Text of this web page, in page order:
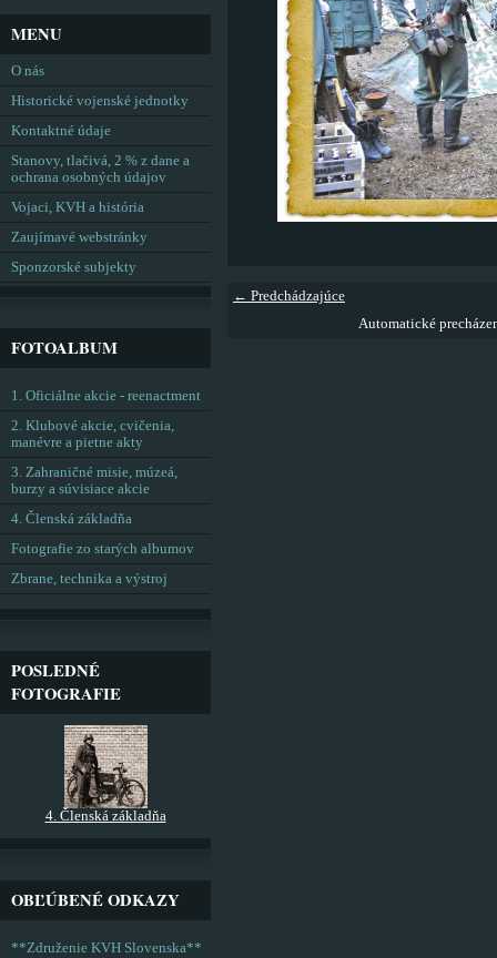
← Predchádzajúce
Automatické
MENU
O nás
Historické vojenské jednotky
Kontaktné údaje
Stanovy, tlačivá, 2 % z dane a
ochrana osobných údajov
Vojaci, KVH a história
Zaujímavé webstránky
Sponzorské subjekty
FOTOALBUM
1. Oficiálne akcie - reenactment
2. Klubové akcie, cvičenia,
manévre a pietne akty
3. Zahraničné misie, múzeá,
burzy a súvisiace akcie
4. Členská základňa
Fotografie zo starých albumov
Zbrane, technika a výstroj
POSLEDNÉ
FOTOGRAFIE
4. Členská základňa
OBĽÚBENÉ ODKAZY
**Združenie KVH Slovenska**